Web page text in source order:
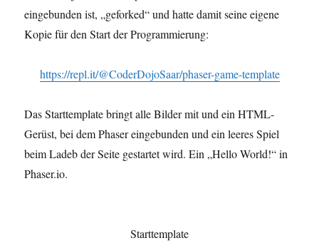
eingebunden ist, „geforked“ und hatte damit seine eigene
Kopie für den Start der Programmierung:
https://repl.it/@CoderDojoSaar/phaser-game-template
Das Starttemplate bringt alle Bilder mit und ein HTML-
Gerüst, bei dem Phaser eingebunden und ein leeres Spiel
beim Ladeb der Seite gestartet wird. Ein „Hello World!“ in
Phaser.io.
Starttemplate